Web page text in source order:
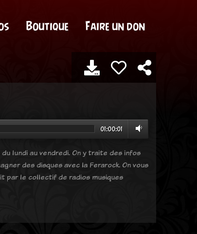
Boutique Faire un don
01:00:01
lundi au vendredi. On y traite des infos
des disques avec la Ferarock. On vous
par le collectif de radios musiques